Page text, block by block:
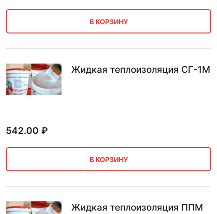
В КОРЗИНУ
Жидкая теплоизоляция СГ-1М
542.00 ₽
В КОРЗИНУ
Жидкая теплоизоляция ППМ